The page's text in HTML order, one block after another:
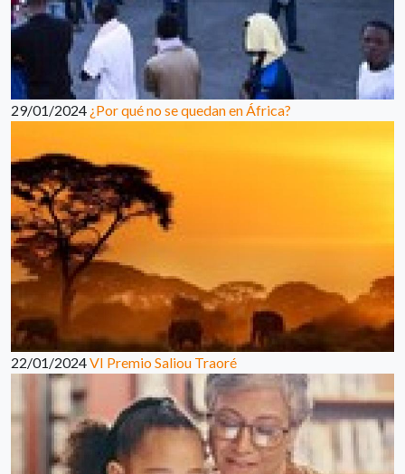
29/01/2024 ¿Por qué no se quedan en África?
22/01/2024VI Premio Saliou Traoré